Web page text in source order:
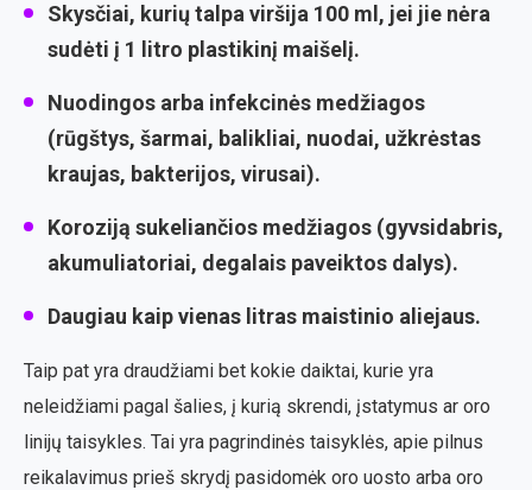
Skysčiai, kurių talpa viršija 100 ml, jei jie nėra
sudėti į 1 litro plastikinį maišelį.
Nuodingos arba infekcinės medžiagos
(rūgštys, šarmai, balikliai, nuodai, užkrėstas
kraujas, bakterijos, virusai).
Koroziją sukeliančios medžiagos (gyvsidabris,
akumuliatoriai, degalais paveiktos dalys).
Daugiau kaip vienas litras maistinio aliejaus.
Taip pat yra draudžiami bet kokie daiktai, kurie yra
neleidžiami pagal šalies, į kurią skrendi, įstatymus ar oro
linijų taisykles. Tai yra pagrindinės taisyklės, apie pilnus
reikalavimus prieš skrydį pasidomėk oro uosto arba oro